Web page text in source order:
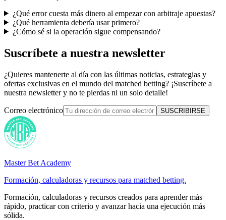
¿Qué error cuesta más dinero al empezar con arbitraje apuestas?
¿Qué herramienta debería usar primero?
¿Cómo sé si la operación sigue compensando?
Suscríbete a nuestra newsletter
¿Quieres mantenerte al día con las últimas noticias, estrategias y
ofertas exclusivas en el mundo del matched betting? ¡Suscríbete a
nuestra newsletter y no te pierdas ni un solo detalle!
Correo electrónico SUSCRIBIRSE
Master Bet Academy
Formación, calculadoras y recursos para matched betting.
Formación, calculadoras y recursos creados para aprender más
rápido, practicar con criterio y avanzar hacia una ejecución más
sólida.